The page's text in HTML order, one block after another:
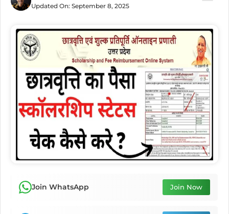
Updated On: September 8, 2025
Join WhatsApp Join Now